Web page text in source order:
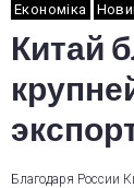
Економіка
Китай
Благодаря России